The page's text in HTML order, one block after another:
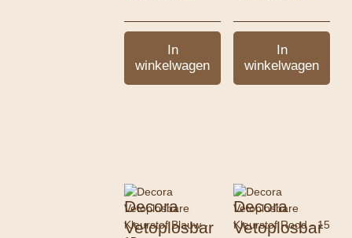
In
winkelwagen
In
winkelwagen
Decora
Vetoplosbar
Decora
Vetoplosbar